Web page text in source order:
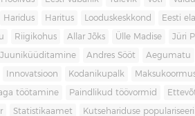
Haridus Haritus Looduskeskkond Eesti
Riigikohus Allar Jõks Ülle Madise Jüri
Juuniküüditamine Andres Sööt Aegumatu
Innovatsioon Kodanikupalk
töötamine Paindlikud töövormid
Statistikaamet Kutsehariduse